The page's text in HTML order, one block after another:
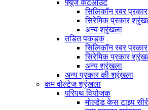
फ्यूज कटआउट
सिलिकॉन रबर
सिरेमिक प्रकार
अन्य श्रृंखला
तड़ित पकड़क
सिलिकॉन रबर
सिरेमिक प्रकार
अन्य श्रृंखला
अन्य प्रकार की श्रृंखला
कम वोल्टेज श्रृंखला
परिपथ वियोजक
मोल्डेड केस टाइप